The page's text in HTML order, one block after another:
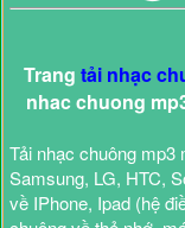
Trang tải nhạc
nhac chuong
Tải nhạc chuông mp3
Samsung, LG, HTC,
về IPhone, Ipad (hệ